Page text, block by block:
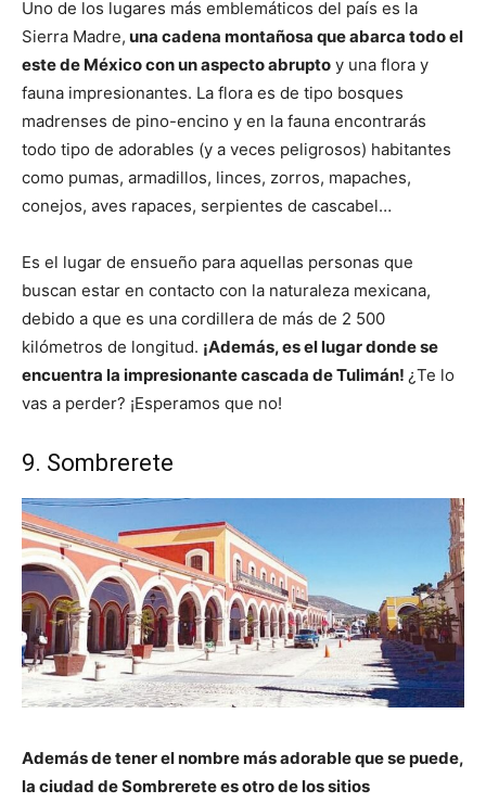
Uno de los lugares más emblemáticos del país es la
Sierra Madre, una cadena montañosa que abarca todo el
este de México con un aspecto abrupto y una flora y
fauna impresionantes. La flora es de tipo bosques
madrenses de pino-encino y en la fauna encontrarás
todo tipo de adorables (y a veces peligrosos) habitantes
como pumas, armadillos, linces, zorros, mapaches,
conejos, aves rapaces, serpientes de cascabel…
Es el lugar de ensueño para aquellas personas que
buscan estar en contacto con la naturaleza mexicana,
debido a que es una cordillera de más de 2 500
kilómetros de longitud. ¡Además, es el lugar donde se
encuentra la impresionante cascada de Tulimán! ¿Te lo
vas a perder? ¡Esperamos que no!
9. Sombrerete
Además de tener el nombre más adorable que se puede,
la ciudad de Sombrerete es otro de los sitios